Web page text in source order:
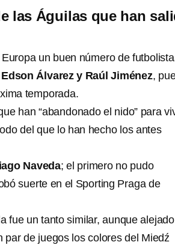
las Águilas que han
un buen número de
Edson Álvarez y Raúl Jiménez,
temporada.
han “abandonado el nido” para
del que lo han hecho los antes
Naveda; el primero no pudo
suerte en el Sporting Praga de
fue un tanto similar, aunque
de juegos los colores del Miedź